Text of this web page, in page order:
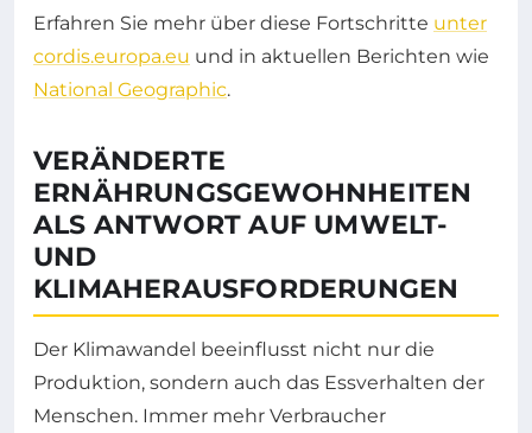
Erfahren Sie mehr über diese Fortschritte unter
cordis.europa.eu und in aktuellen Berichten wie
National Geographic.
VERÄNDERTE
ERNÄHRUNGSGEWOHNHEITEN
ALS ANTWORT AUF UMWELT-
UND
KLIMAHERAUSFORDERUNGEN
Der Klimawandel beeinflusst nicht nur die
Produktion, sondern auch das Essverhalten der
Menschen. Immer mehr Verbraucher